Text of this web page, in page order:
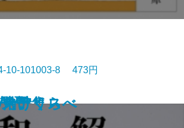
詩集
集
聖
10-101003-8 473円
アリス
子
けくらべ